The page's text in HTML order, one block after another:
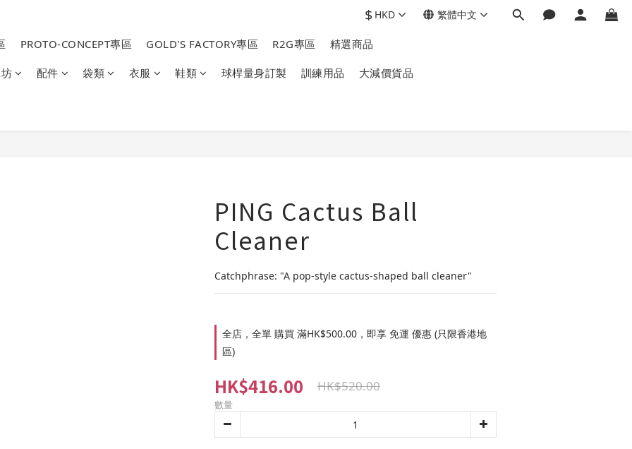
$ HKD 繁體中文
PROTO-CONCEPT專區 GOLD'S FACTORY專區 R2G專區 精選商品
配件 袋類 衣服 鞋類 球桿量身訂製 訓練用品 大減價貨品
PING Cactus Ball
Cleaner
Catchphrase: "A pop-style cactus-shaped ball cleaner"
全店，全單 購買 滿HK$500.00，即享 免運 優惠 (只限香港地
區)
HK$416.00 HK$520.00
數量